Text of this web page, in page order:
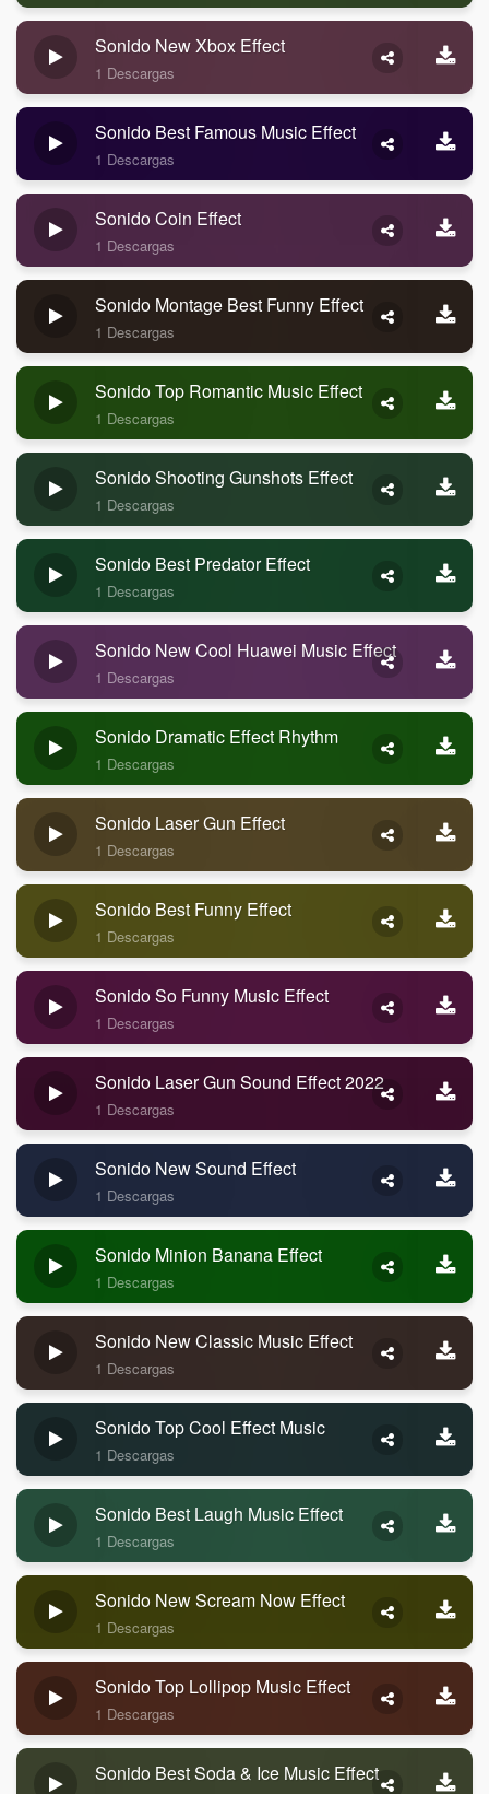
Sonido New Xbox Effect
1 Descargas
Sonido Best Famous Music Effect
1 Descargas
Sonido Coin Effect
1 Descargas
Sonido Montage Best Funny Effect
1 Descargas
Sonido Top Romantic Music Effect
1 Descargas
Sonido Shooting Gunshots Effect
1 Descargas
Sonido Best Predator Effect
1 Descargas
Sonido New Cool Huawei Music Effect
1 Descargas
Sonido Dramatic Effect Rhythm
1 Descargas
Sonido Laser Gun Effect
1 Descargas
Sonido Best Funny Effect
1 Descargas
Sonido So Funny Music Effect
1 Descargas
Sonido Laser Gun Sound Effect 2022
1 Descargas
Sonido New Sound Effect
1 Descargas
Sonido Minion Banana Effect
1 Descargas
Sonido New Classic Music Effect
1 Descargas
Sonido Top Cool Effect Music
1 Descargas
Sonido Best Laugh Music Effect
1 Descargas
Sonido New Scream Now Effect
1 Descargas
Sonido Top Lollipop Music Effect
1 Descargas
Sonido Best Soda & Ice Music Effect